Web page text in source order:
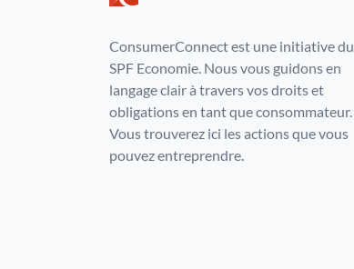
ConsumerConnect est une initiative du
SPF Economie. Nous vous guidons en
langage clair à travers vos droits et
obligations en tant que consommateur.
Vous trouverez ici les actions que vous
pouvez entreprendre.